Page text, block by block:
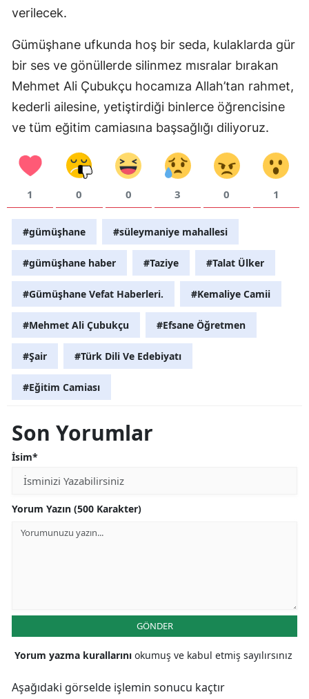
Ardahan
Iğdır
Yalova
Karabük
Kilis
Düzce
verilecek.
Gümüşhane ufkunda hoş bir seda, kulaklarda gür
bir ses ve gönüllerde silinmez mısralar bırakan
Mehmet Ali Çubukçu hocamıza Allah’tan rahmet,
kederli ailesine, yetiştirdiği binlerce öğrencisine
ve tüm eğitim camiasına başsağlığı diliyoruz.
1 0 0 3 0 1
#gümüşhane #süleymaniye mahallesi
#gümüşhane haber #Taziye #Talat Ülker
#Gümüşhane Vefat Haberleri. #Kemaliye Camii
#Mehmet Ali Çubukçu #Efsane Öğretmen
#Şair #Türk Dili Ve Edebiyatı
#Eğitim Camiası
Son Yorumlar
İsim*
Yorum Yazın (500 Karakter)
GÖNDER
Yorum yazma kurallarını okumuş ve kabul etmiş sayılırsınız
Aşağıdaki görselde işlemin sonucu kaçtır